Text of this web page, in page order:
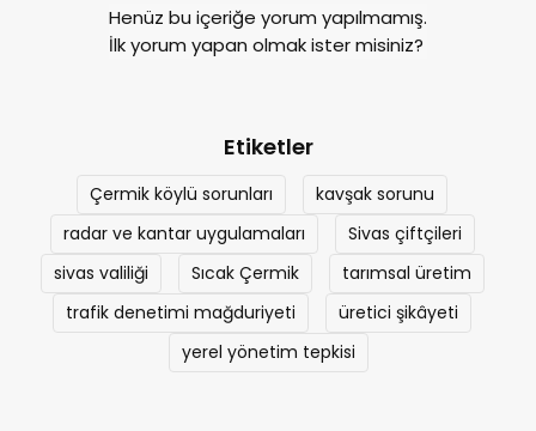
Henüz bu içeriğe yorum yapılmamış.
İlk yorum yapan olmak ister misiniz?
Etiketler
Çermik köylü sorunları
kavşak sorunu
radar ve kantar uygulamaları
Sivas çiftçileri
sivas valiliği
Sıcak Çermik
tarımsal üretim
trafik denetimi mağduriyeti
üretici şikâyeti
yerel yönetim tepkisi